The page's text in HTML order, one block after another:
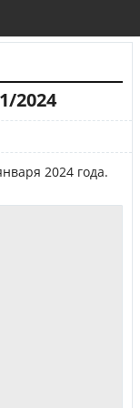
2024
2024 года.